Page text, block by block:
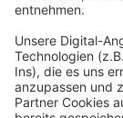
Aufbau für
Übersicht
CDU